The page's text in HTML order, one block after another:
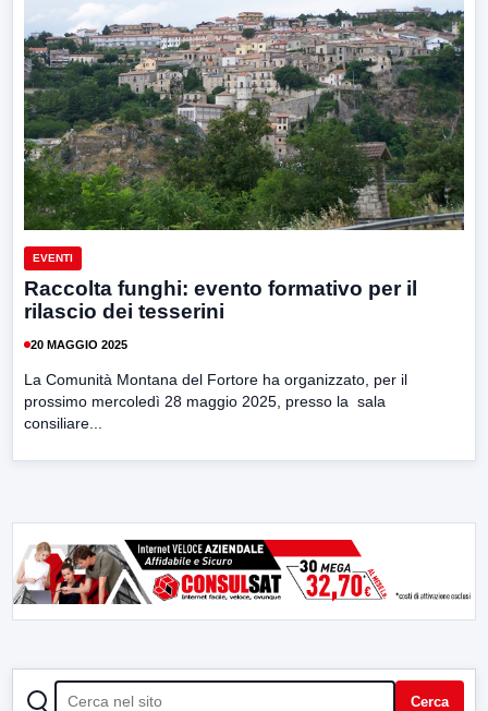
EVENTI
Raccolta funghi: evento formativo per il
rilascio dei tesserini
20 MAGGIO 2025
La Comunità Montana del Fortore ha organizzato, per il
prossimo mercoledì 28 maggio 2025, presso la sala
consiliare...
CERCA Cerca